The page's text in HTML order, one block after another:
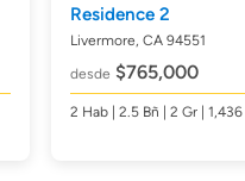
Residence 2
Livermore, CA 94551
desde $765,000
2 Hab| 2.5 Bñ | 2 Gr | 1,436